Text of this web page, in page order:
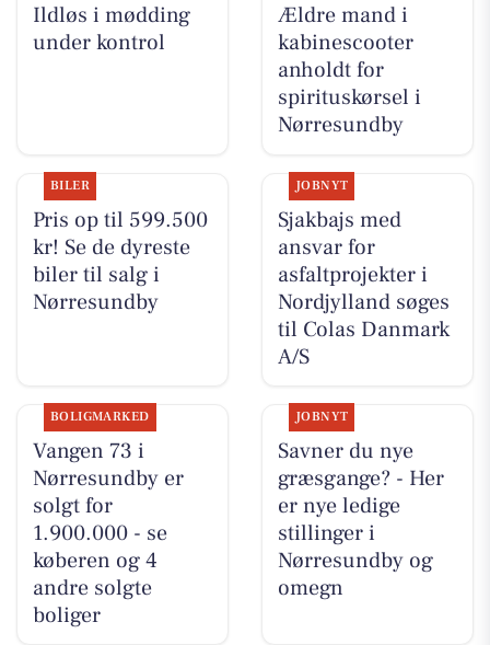
Ildløs i mødding
under kontrol
Ældre mand i
kabinescooter
anholdt for
spirituskørsel i
Nørresundby
BILER
Pris op til 599.500
kr! Se de dyreste
biler til salg i
Nørresundby
JOBNYT
Sjakbajs med
ansvar for
asfaltprojekter i
Nordjylland søges
til Colas Danmark
A/S
BOLIGMARKED
Vangen 73 i
Nørresundby er
solgt for
1.900.000 - se
køberen og 4
andre solgte
boliger
JOBNYT
Savner du nye
græsgange? - Her
er nye ledige
stillinger i
Nørresundby og
omegn